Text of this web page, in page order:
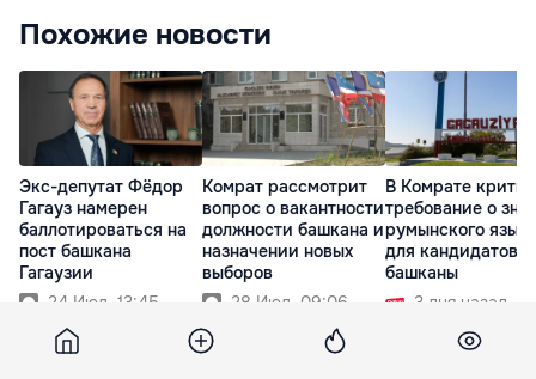
Похожие новости
Экс-депутат Фёдор
Гагауз намерен
баллотироваться на
пост башкана
Гагаузии
24 Июл. 13:45
Комрат рассмотрит
вопрос о вакантности
должности башкана и
назначении новых
выборов
28 Июл. 09:06
В Комрате
требование о
румынского
для кандидатов в
башканы
3 дня назад